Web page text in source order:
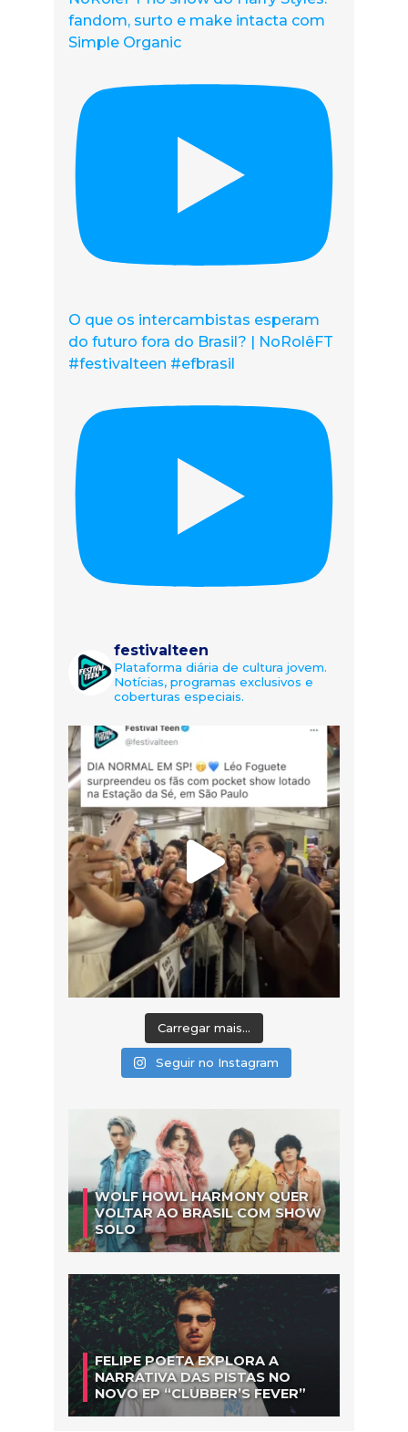
fandom, surto e make intacta com
Simple Organic
O que os intercambistas esperam
do futuro fora do Brasil? | NoRolêFT
#festivalteen #efbrasil
festivalteen
Plataforma diária de cultura jovem.
Notícias, programas exclusivos e
coberturas especiais.
Carregar mais...
Seguir no Instagram
WOLF HOWL HARMONY QUER
VOLTAR AO BRASIL COM SHOW
SOLO
FELIPE POETA EXPLORA A
NARRATIVA DAS PISTAS NO
NOVO EP “CLUBBER’S FEVER”